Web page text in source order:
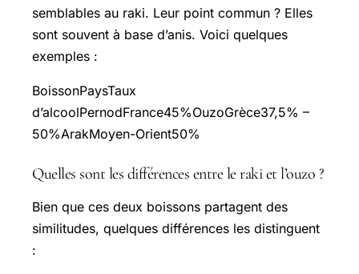
semblables au raki. Leur point commun ? Elles
sont souvent à base d’anis. Voici quelques
exemples :
BoissonPaysTaux
d’alcoolPernodFrance45%OuzoGrèce37,5% –
50%ArakMoyen-Orient50%
Quelles sont les différences entre le raki et l’ouzo ?
Bien que ces deux boissons partagent des
similitudes, quelques différences les distinguent
: